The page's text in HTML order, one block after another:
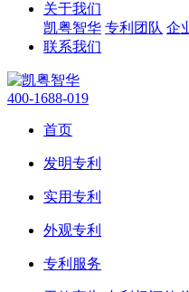
关于我们
凯粤智华 专利团队 企
联系我们
400-1688-019
首页
发明专利
实用专利
外观专利
专利服务